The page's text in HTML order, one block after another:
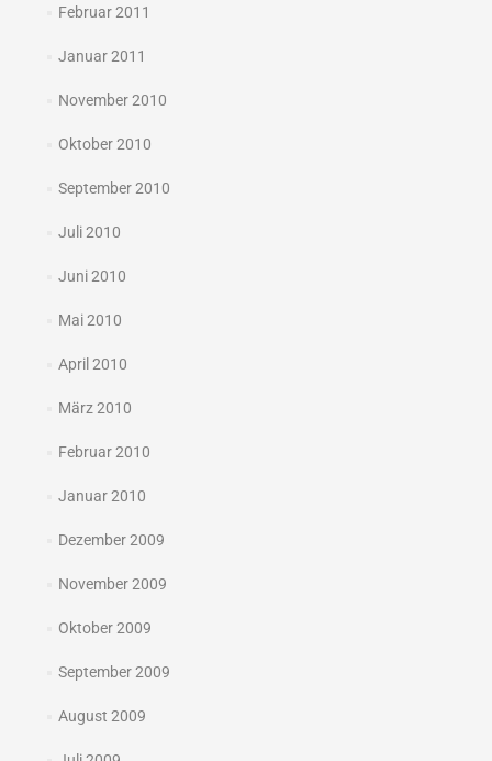
Februar 2011
Januar 2011
November 2010
Oktober 2010
September 2010
Juli 2010
Juni 2010
Mai 2010
April 2010
März 2010
Februar 2010
Januar 2010
Dezember 2009
November 2009
Oktober 2009
September 2009
August 2009